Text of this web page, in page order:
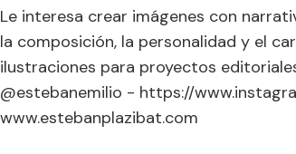
Le interesa crear imágenes con
la composición, la personalidad y el
ilustraciones para proyectos
@estebanemilio - https://
www.estebanplazibat.com